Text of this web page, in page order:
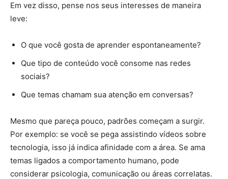
Em vez disso, pense nos seus interesses de maneira
leve:
O que você gosta de aprender espontaneamente?
Que tipo de conteúdo você consome nas redes
sociais?
Que temas chamam sua atenção em conversas?
Mesmo que pareça pouco, padrões começam a surgir.
Por exemplo: se você se pega assistindo vídeos sobre
tecnologia, isso já indica afinidade com a área. Se ama
temas ligados a comportamento humano, pode
considerar psicologia, comunicação ou áreas correlatas.